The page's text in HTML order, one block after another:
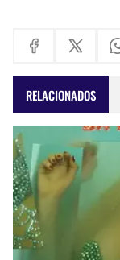
RELACIONADOS